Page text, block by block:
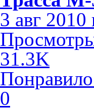
3 авг 2010
31.3K
0